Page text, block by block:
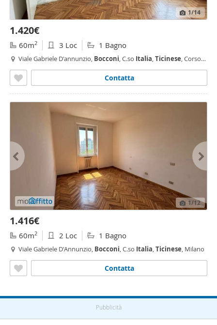
1/14
1.420€
60m2 3 Loc 1 Bagno
Viale Gabriele D'annunzio, Bocconi, C.so Italia,Ticinese, Corso
Contatta
1/12
1.416€
60m2 2 Loc 1 Bagno
Viale Gabriele D'Annunzio, Bocconi, C.so Italia,Ticinese, Milano
Contatta
Pubblicità